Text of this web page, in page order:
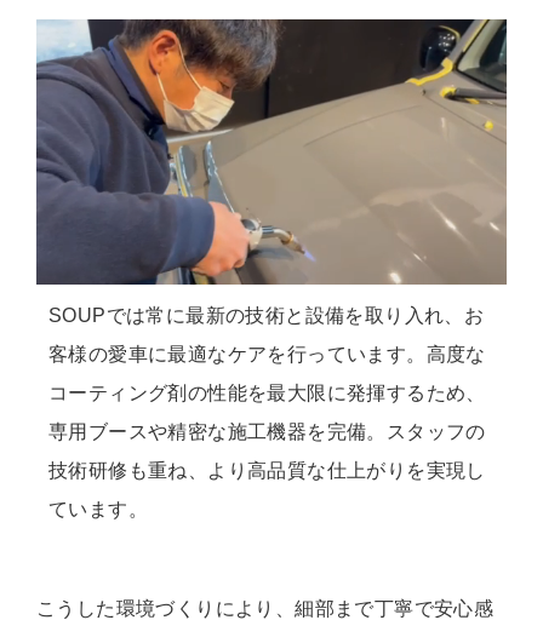
SOUPでは常に最新の技術と設備を取り入れ、お
客様の愛車に最適なケアを行っています。高度な
コーティング剤の性能を最大限に発揮するため、
専用ブースや精密な施工機器を完備。スタッフの
技術研修も重ね、より高品質な仕上がりを実現し
ています。
こうした環境づくりにより、細部まで丁寧で安心感